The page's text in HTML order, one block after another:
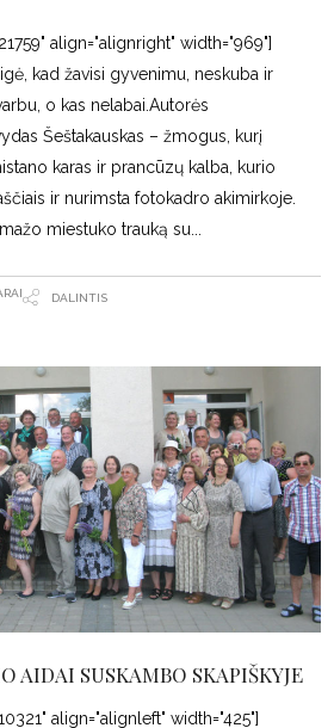
align="alignright" width="969"]
kad žavisi gyvenimu, neskuba ir
o kas nelabai.Autorės
Šeštakauskas – žmogus, kurį
karas ir prancūzų kalba, kurio
ir nurimsta fotokadro akimirkoje.
miestuko trauką su
DALINTIS
AIDAI SUSKAMBO SKAPIŠKYJE
align="alignleft" width="425"]